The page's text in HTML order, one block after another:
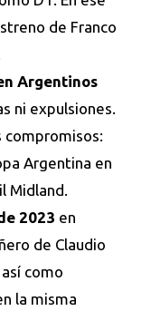
de Franco
Argentinos
ni expulsiones.
compromisos:
Argentina en
Midland.
2023 en
de Claudio
como
la misma